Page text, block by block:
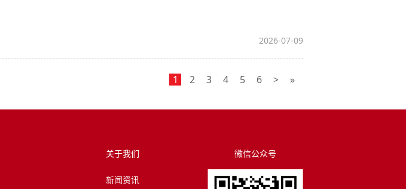
2026-07-09
1 2 3 4 5 6 > »
关于我们
新闻资讯
微信公众号